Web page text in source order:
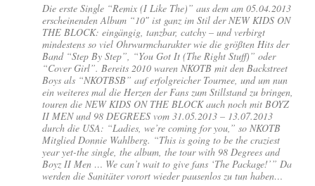
Die erste Single “Remix (I Like The)” aus dem am 05.04.2013
erscheinenden Album “10″ ist ganz im Stil der NEW KIDS ON
THE BLOCK: eingängig, tanzbar, catchy – und verbirgt
mindestens so viel Ohrwurmcharakter wie die größten Hits der
Band “Step By Step”, “You Got It (The Right Stuff)” oder
“Cover Girl”. Bereits 2010 waren NKOTB mit den Backstreet
Boys als “NKOTBSB” auf erfolgreicher Tournee, und um nun
ein weiteres mal die Herzen der Fans zum Stillstand zu bringen,
touren die NEW KIDS ON THE BLOCK auch noch mit BOYZ
II MEN und 98 DEGREES vom 31.05.2013 – 13.07.2013
durch die USA: “Ladies, we’re coming for you,” so NKOTB
Mitglied Donnie Wahlberg. “This is going to be the craziest
year yet-the single, the album, the tour with 98 Degrees and
Boyz II Men … We can’t wait to give fans ‘The Package!’” Da
werden die Sanitäter vorort wieder pausenlos zu tun haben…